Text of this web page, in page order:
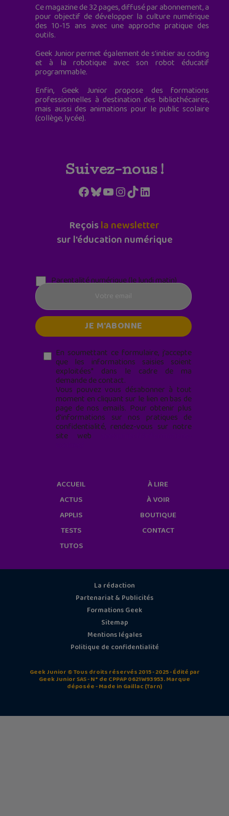
Ce magazine de 32 pages, diffusé par abonnement, a
pour objectif de développer la culture numérique
des 10-15 ans avec une approche pratique des
outils.
Geek Junior permet également de s'initier au coding
et à la robotique avec son robot éducatif
programmable.
Enfin, Geek Junior propose des formations
professionnelles à destination des bibliothécaires,
mais aussi des animations pour le public scolaire
(collège, lycée).
Suivez-nous !
Facebook
Bluesky
YouTube
Instagram
TikTokLinkedIn
Reçoisla newsletter
sur l'éducation numérique
Parentalité numérique (le lundi matin)
En soumettant ce formulaire, j’accepte
que les informations saisies soient
exploitées* dans le cadre de ma
demande de contact.
Vous pouvez vous désabonner à tout
moment en cliquant sur le lien en bas de
page de nos emails. Pour obtenir plus
d'informations sur nos pratiques de
confidentialité, rendez-vous sur notre
site web
ACCUEIL
ACTUS
APPLIS
TESTS
TUTOS
À LIRE
À VOIR
BOUTIQUE
CONTACT
La rédaction
Partenariat & Publicités
Formations Geek
Sitemap
Mentions légales
Politique de confidentialité
Geek Junior © Tous droits réservés 2015 - 2025 - Édité par
Geek Junior SAS - N° de CPPAP 0621W93953. Marque
déposée - Made in Gaillac (Tarn)